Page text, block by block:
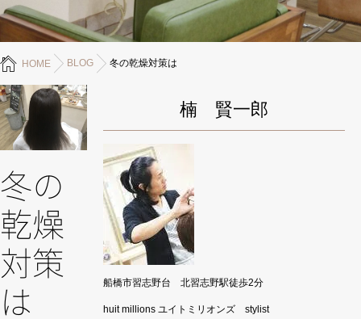
HOME BLOG 冬の乾燥対策は
冬の
乾燥
対策
は
楠 賢一郎
船橋市習志野台 北習志野駅徒歩2分
huit millions ユイトミリオンズ stylist